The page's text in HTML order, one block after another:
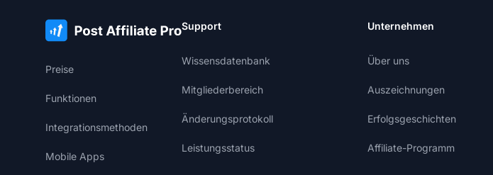
Preise
Funktionen
Integrationsmethoden
Mobile Apps
Support
Wissensdatenbank
Mitgliederbereich
Änderungsprotokoll
Leistungsstatus
Unternehmen
Über uns
Auszeichnungen
Erfolgsgeschichten
Affiliate-Programm